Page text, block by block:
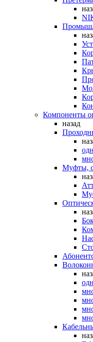
Компоненты
назад
Муфты,